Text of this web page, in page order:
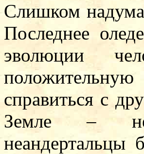
Слишком
Последнее
эволюции
справиться с
Земле –